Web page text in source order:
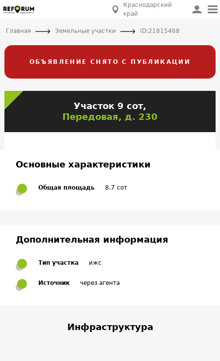
Краснодарский
край
Главная Земельные участки ID:21815468
ОБЪЯВЛЕНИЕ СНЯТО С ПУБЛИКАЦИИ
Участок 9 сот,
Передовая, д. 230
Основные характеристики
Общая площадь 8.7 сот
Дополнительная информация
Тип участка ижс
Источник через агента
Инфраструктура